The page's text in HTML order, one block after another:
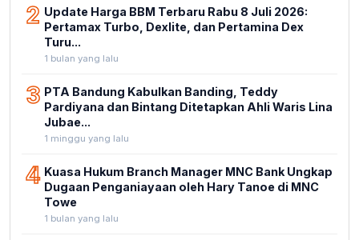
2 Update Harga BBM Terbaru Rabu 8 Juli 2026:
Pertamax Turbo, Dexlite, dan Pertamina Dex
Turu...
1 bulan yang lalu
3 PTA Bandung Kabulkan Banding, Teddy
Pardiyana dan Bintang Ditetapkan Ahli Waris Lina
Jubae...
1 minggu yang lalu
4 Kuasa Hukum Branch Manager MNC Bank Ungkap
Dugaan Penganiayaan oleh Hary Tanoe di MNC
Towe
1 bulan yang lalu